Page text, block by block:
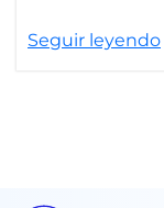
Seguir leyendo